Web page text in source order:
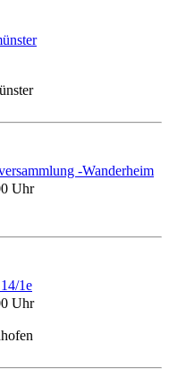
-Wanderheim
Uhr
1e
Uhr